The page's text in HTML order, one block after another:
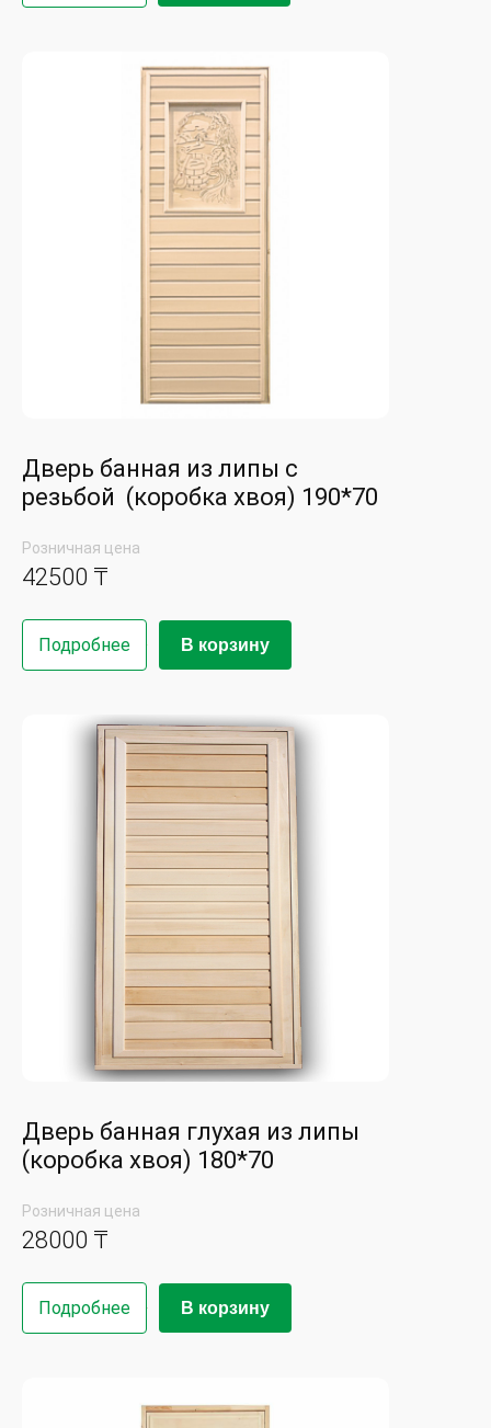
Дверь банная из липы с
резьбой (коробка хвоя) 190*70
Розничная цена
42500 ₸
Подробнее В корзину
Дверь банная глухая из липы
(коробка хвоя) 180*70
Розничная цена
28000 ₸
Подробнее В корзину